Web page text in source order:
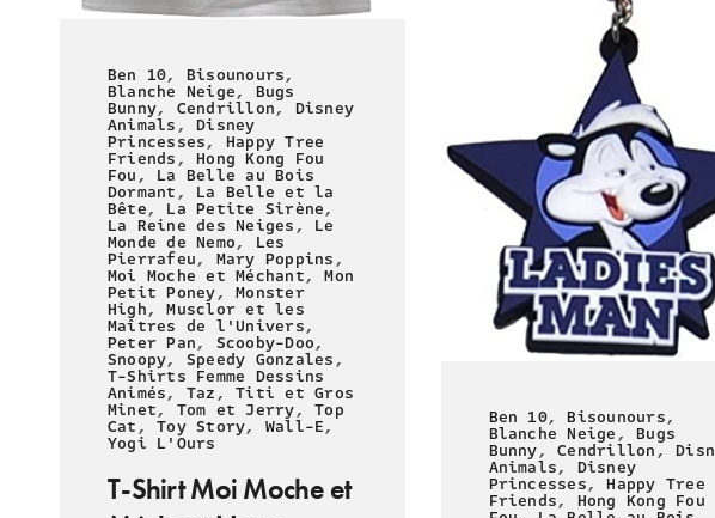
Ben 10, Bisounours,
Blanche Neige, Bugs
Bunny, Cendrillon, Disney
Animals,Disney
Princesses, Happy Tree
Friends,Hong Kong Fou
Fou, La Belle au Bois
Dormant, La Belle et la
Bête, La Petite Sirène,
La Reine des Neiges, Le
Monde de Nemo, Les
Pierrafeu, Mary Poppins,
Moi Moche et Méchant,Mon
Petit Poney,Monster
High,Musclor et les
Maîtres de l'Univers,
Peter Pan, Scooby-Doo,
Snoopy, Speedy Gonzales,
T-Shirts Femme Dessins
Animés, Taz,Titi et Gros
Minet, Tom et Jerry,Top
Cat,Toy Story, Wall-E,
Yogi L'Ours
T-Shirt Moi Moche et
Ben 10,Bisounours,
Blanche Neige,Bugs
Bunny,Cendrillon,
Animals, Disney
Princesses,Happy Tree
Friends, Hong Kong Fou